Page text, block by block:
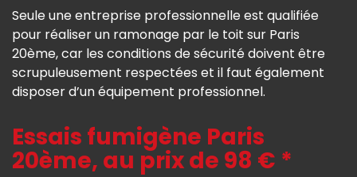
Seule une entreprise professionnelle est qualifiée
pour réaliser un ramonage par le toit sur Paris
20ème, car les conditions de sécurité doivent être
scrupuleusement respectées et il faut également
disposer d’un équipement professionnel.
Essais fumigène Paris
20ème, au prix de 98 € *